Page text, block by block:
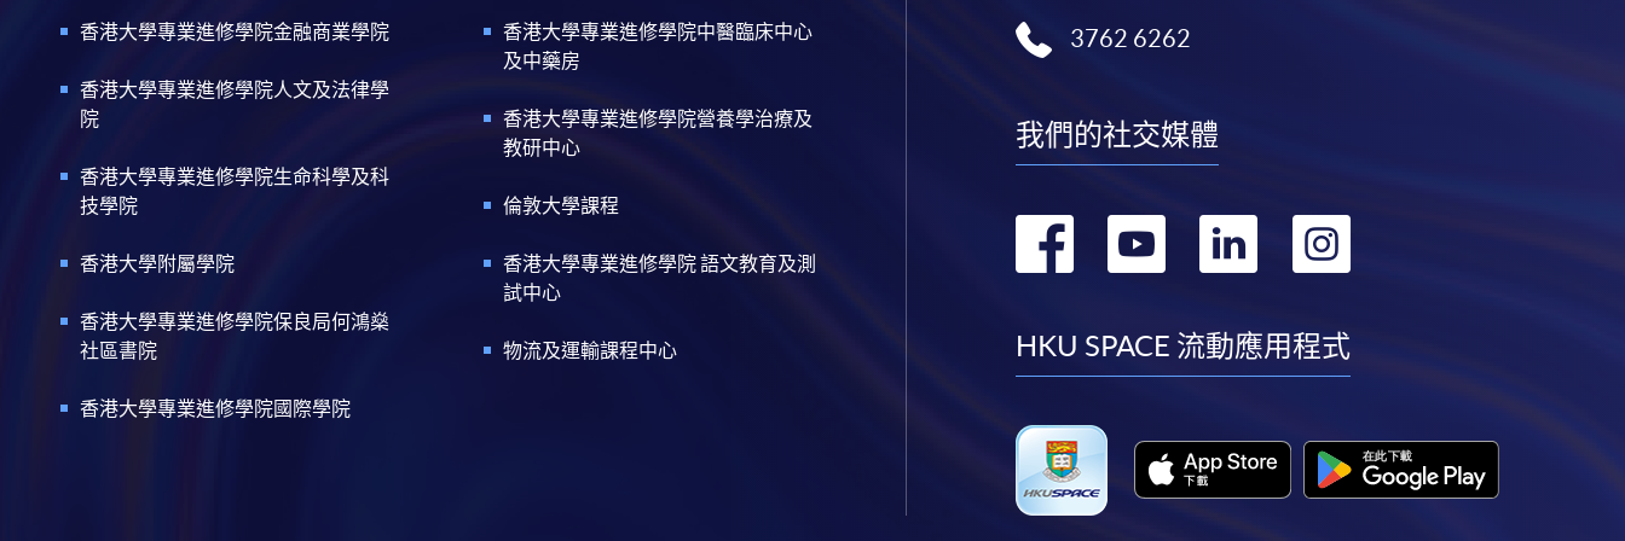
香港大學專業進修學院金融商業學院
香港大學專業進修學院人文及法律學
院
香港大學專業進修學院生命科學及科
技學院
香港大學附屬學院
香港大學專業進修學院保良局何鴻燊
社區書院
香港大學專業進修學院國際學院
香港大學專業進修學院中醫臨床中心
及中藥房
香港大學專業進修學院營養學治療及
教研中心
倫敦大學課程
香港大學專業進修學院 語文教育及測
試中心
物流及運輸課程中心
3762 6262
我們的社交媒體
轉
facebook
轉
youtube
轉
linkedin
轉
instagram
HKU SPACE 流動應用程式